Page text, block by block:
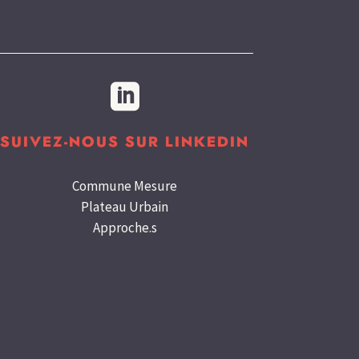

SUIVEZ-NOUS SUR LINKEDIN
Commune Mesure
Plateau Urbain
Approche.s